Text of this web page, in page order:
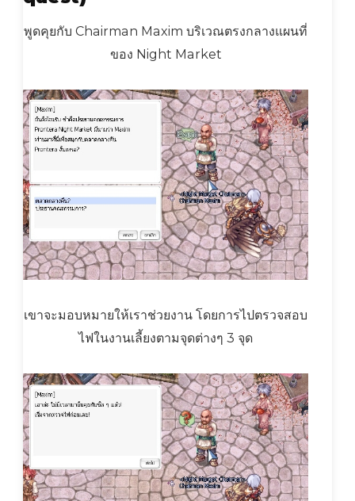
พูดคุยกับ Chairman Maxim บริเวณตรงกลางแผนที่
ของ Night Market
เขาจะมอบหมายให้เราช่วยงาน โดยการไปตรวจสอบ
ไฟในงานเลี้ยงตามจุดต่างๆ 3 จุด